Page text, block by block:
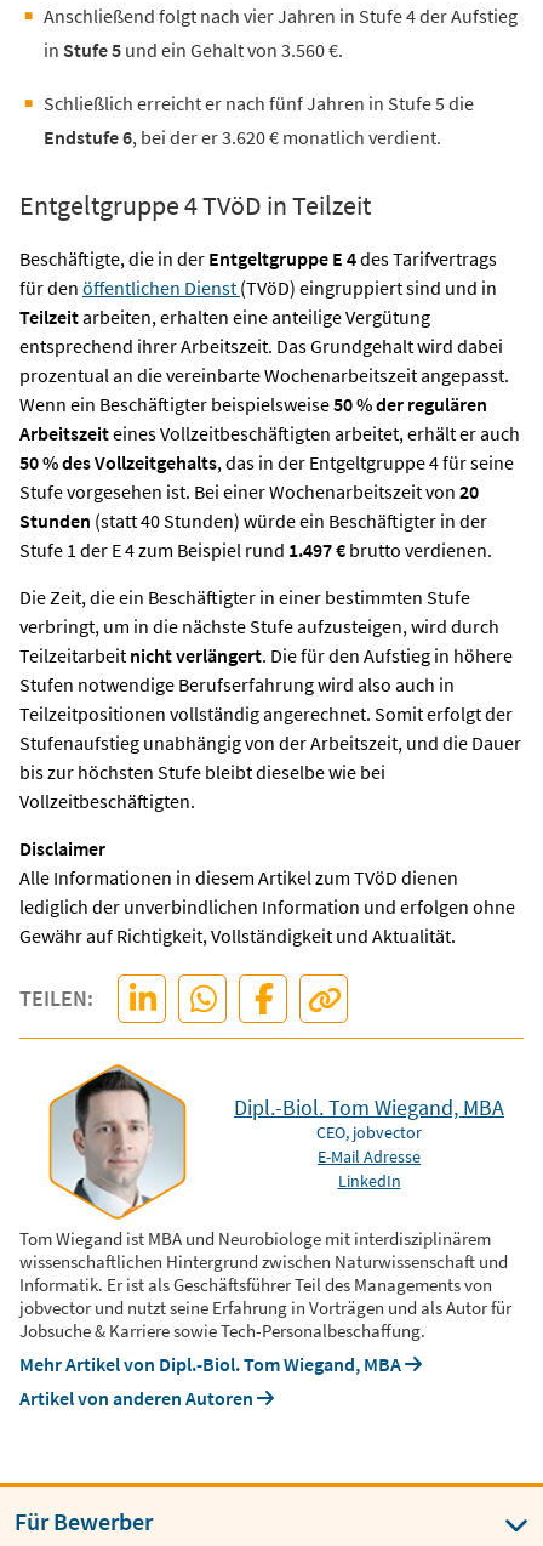
Anschließend folgt nach vier Jahren in Stufe 4 der Aufstieg
in Stufe 5 und ein Gehalt von 3.560 €.
Schließlich erreicht er nach fünf Jahren in Stufe 5 die
Endstufe 6, bei der er 3.620 € monatlich verdient.
Entgeltgruppe 4 TVöD in Teilzeit
Beschäftigte, die in der Entgeltgruppe E 4des Tarifvertrags
für den öffentlichen Dienst (TVöD) eingruppiert sind und in
Teilzeitarbeiten, erhalten eine anteilige Vergütung
entsprechend ihrer Arbeitszeit. Das Grundgehalt wird dabei
prozentual an die vereinbarte Wochenarbeitszeit angepasst.
Wenn ein Beschäftigter beispielsweise50 % der regulären
Arbeitszeiteines Vollzeitbeschäftigten arbeitet, erhält er auch
50 % des Vollzeitgehalts, das in der Entgeltgruppe 4 für seine
Stufe vorgesehen ist. Bei einer Wochenarbeitszeit von 20
Stunden (statt 40 Stunden) würde ein Beschäftigter in der
Stufe 1 der E 4 zum Beispiel rund 1.497 € brutto verdienen.
Die Zeit, die ein Beschäftigter in einer bestimmten Stufe
verbringt, um in die nächste Stufe aufzusteigen, wird durch
Teilzeitarbeit nicht verlängert. Die für den Aufstieg in höhere
Stufen notwendige Berufserfahrung wird also auch in
Teilzeitpositionen vollständig angerechnet. Somit erfolgt der
Stufenaufstieg unabhängig von der Arbeitszeit, und die Dauer
bis zur höchsten Stufe bleibt dieselbe wie bei
Vollzeitbeschäftigten.
Disclaimer
Alle Informationen in diesem Artikel zum TVöD dienen
lediglich der unverbindlichen Information und erfolgen ohne
Gewähr auf Richtigkeit, Vollständigkeit und Aktualität.
TEILEN:
Dipl.-Biol. Tom Wiegand, MBA
CEO, jobvector
E-Mail Adresse
LinkedIn
Tom Wiegand ist MBA und Neurobiologe mit interdisziplinärem
wissenschaftlichen Hintergrund zwischen Naturwissenschaft und
Informatik. Er ist als Geschäftsführer Teil des Managements von
jobvector und nutzt seine Erfahrung in Vorträgen und als Autor für
Jobsuche & Karriere sowie Tech-Personalbeschaffung.
Mehr Artikel von Dipl.-Biol. Tom Wiegand, MBA
Artikel von anderen Autoren
Für Bewerber